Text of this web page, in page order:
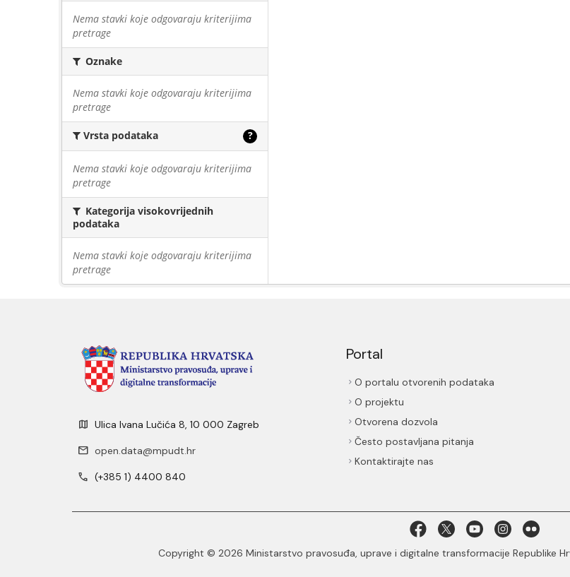
Nema stavki koje odgovaraju kriterijima
pretrage
Oznake
Nema stavki koje odgovaraju kriterijima
pretrage
Vrsta podataka ?
Nema stavki koje odgovaraju kriterijima
pretrage
Kategorija visokovrijednih
podataka
Nema stavki koje odgovaraju kriterijima
pretrage